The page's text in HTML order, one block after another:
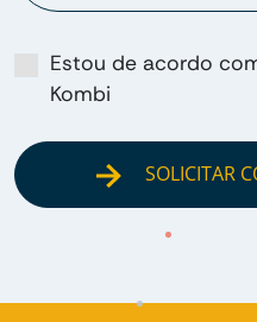
Estou de acordo
Kombi
SOLICITAR